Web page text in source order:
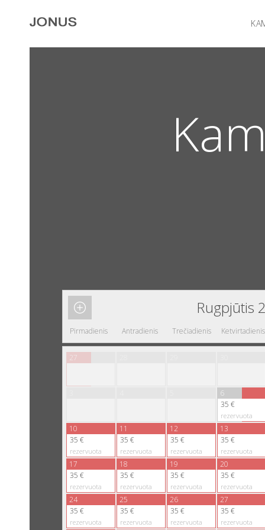
Rugpjūtis
Pirmadienis Antradienis Trečiadienis Ketvirtadienis
27
6
35 €
rezervuota
10
35 €
rezervuota
11
35 €
rezervuota
12
35 €
rezervuota
13
35 €
rezervuota
17
35 €
rezervuota
18
35 €
rezervuota
19
35 €
rezervuota
20
35 €
rezervuota
24
35 €
rezervuota
25
35 €
rezervuota
26
35 €
rezervuota
27
35 €
rezervuota